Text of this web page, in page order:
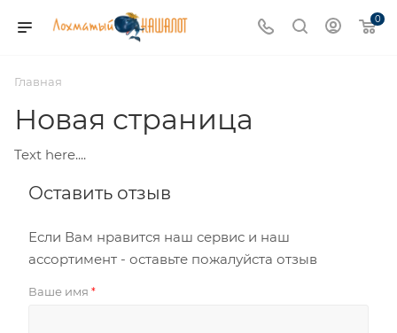
0
Главная
Новая страница
Text here....
Оставить отзыв
Если Вам нравится наш сервис и наш
ассортимент - оставьте пожалуйста отзыв
Ваше имя *